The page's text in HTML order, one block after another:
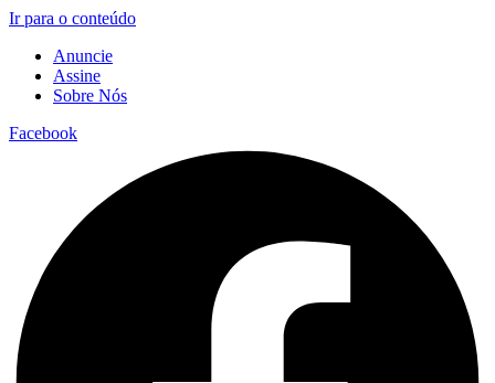
Ir para o conteúdo
Anuncie
Assine
Sobre Nós
Facebook